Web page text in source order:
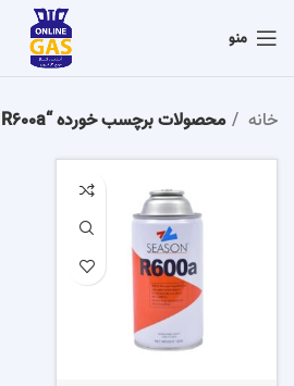
منو
خانه محصولات برچسب خورده “R600a سیزن”